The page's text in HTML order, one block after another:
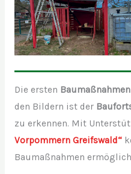
Die ersten Baumaßnahmen
den Bildern ist der
zu erkennen. Mit
Vorpommern Greifswald“
Baumaßnahmen